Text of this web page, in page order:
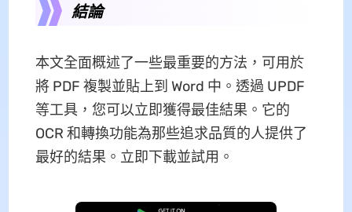
結論
本文全面概述了一些最重要的方法，可用於
將 PDF 複製並貼上到 Word 中。透過 UPDF
等工具，您可以立即獲得最佳結果。它的
OCR 和轉換功能為那些追求品質的人提供了
最好的結果。立即下載並試用。